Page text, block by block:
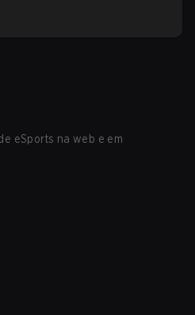
eSports na web e em